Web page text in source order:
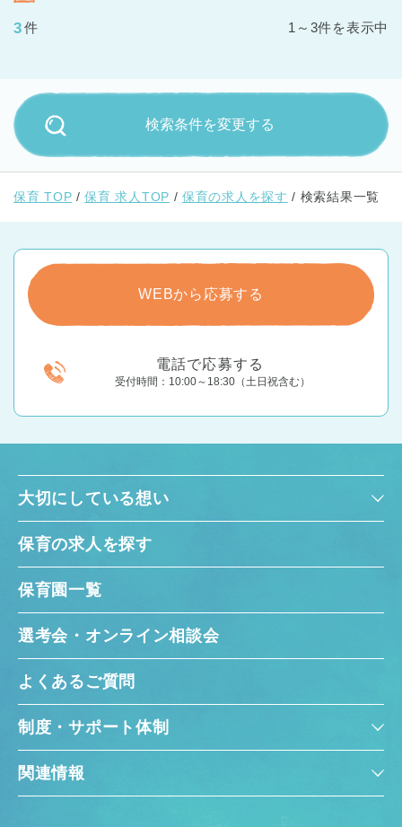
3件 1～3件を表示中
検索条件を変更する
保育 TOP 保育 求人TOP 保育の求人を探す 検索結果一覧
WEBから応募する
電話で応募する
受付時間：10:00～18:30（土日祝含む）
大切にしている想い
保育の求人を探す
保育園一覧
選考会・オンライン相談会
よくあるご質問
制度・サポート体制
関連情報